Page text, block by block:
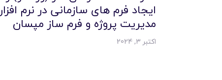
ایجاد فرم های سازمانی در نرم افزار
مدیریت پروژه و فرم ساز مپسان
اکتبر 3, 2024